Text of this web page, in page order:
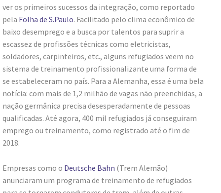
ver os primeiros sucessos da integração, como reportado
pela Folha de S.Paulo. Facilitado pelo clima econômico de
baixo desemprego e a busca por talentos para suprir a
escassez de profissões técnicas como eletricistas,
soldadores, carpinteiros, etc., alguns refugiados veem no
sistema de treinamento profissionalizante uma forma de
se estabeleceram no país. Para a Alemanha, essa é uma bela
notícia: com mais de 1,2 milhão de vagas não preenchidas, a
nação germânica precisa desesperadamente de pessoas
qualificadas. Até agora, 400 mil refugiados já conseguiram
emprego ou treinamento, como registrado até o fim de
2018.
Empresas como o Deutsche Bahn (Trem Alemão)
anunciaram um programa de treinamento de refugiados